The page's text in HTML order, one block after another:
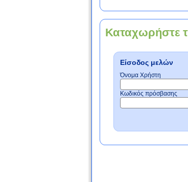
Καταχωρήστε
Είσοδος μελών
Όνομα Χρήστη
Κωδικός πρόσβασης